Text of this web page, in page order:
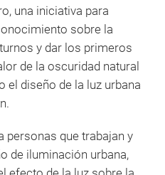
una iniciativa para
sobre la
y dar los primeros
de la oscuridad natural
el diseño de la luz urbana
personas que trabajan y
de iluminación urbana,